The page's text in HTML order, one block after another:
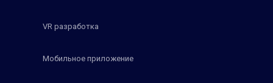
VR разработка
Мобильное приложение